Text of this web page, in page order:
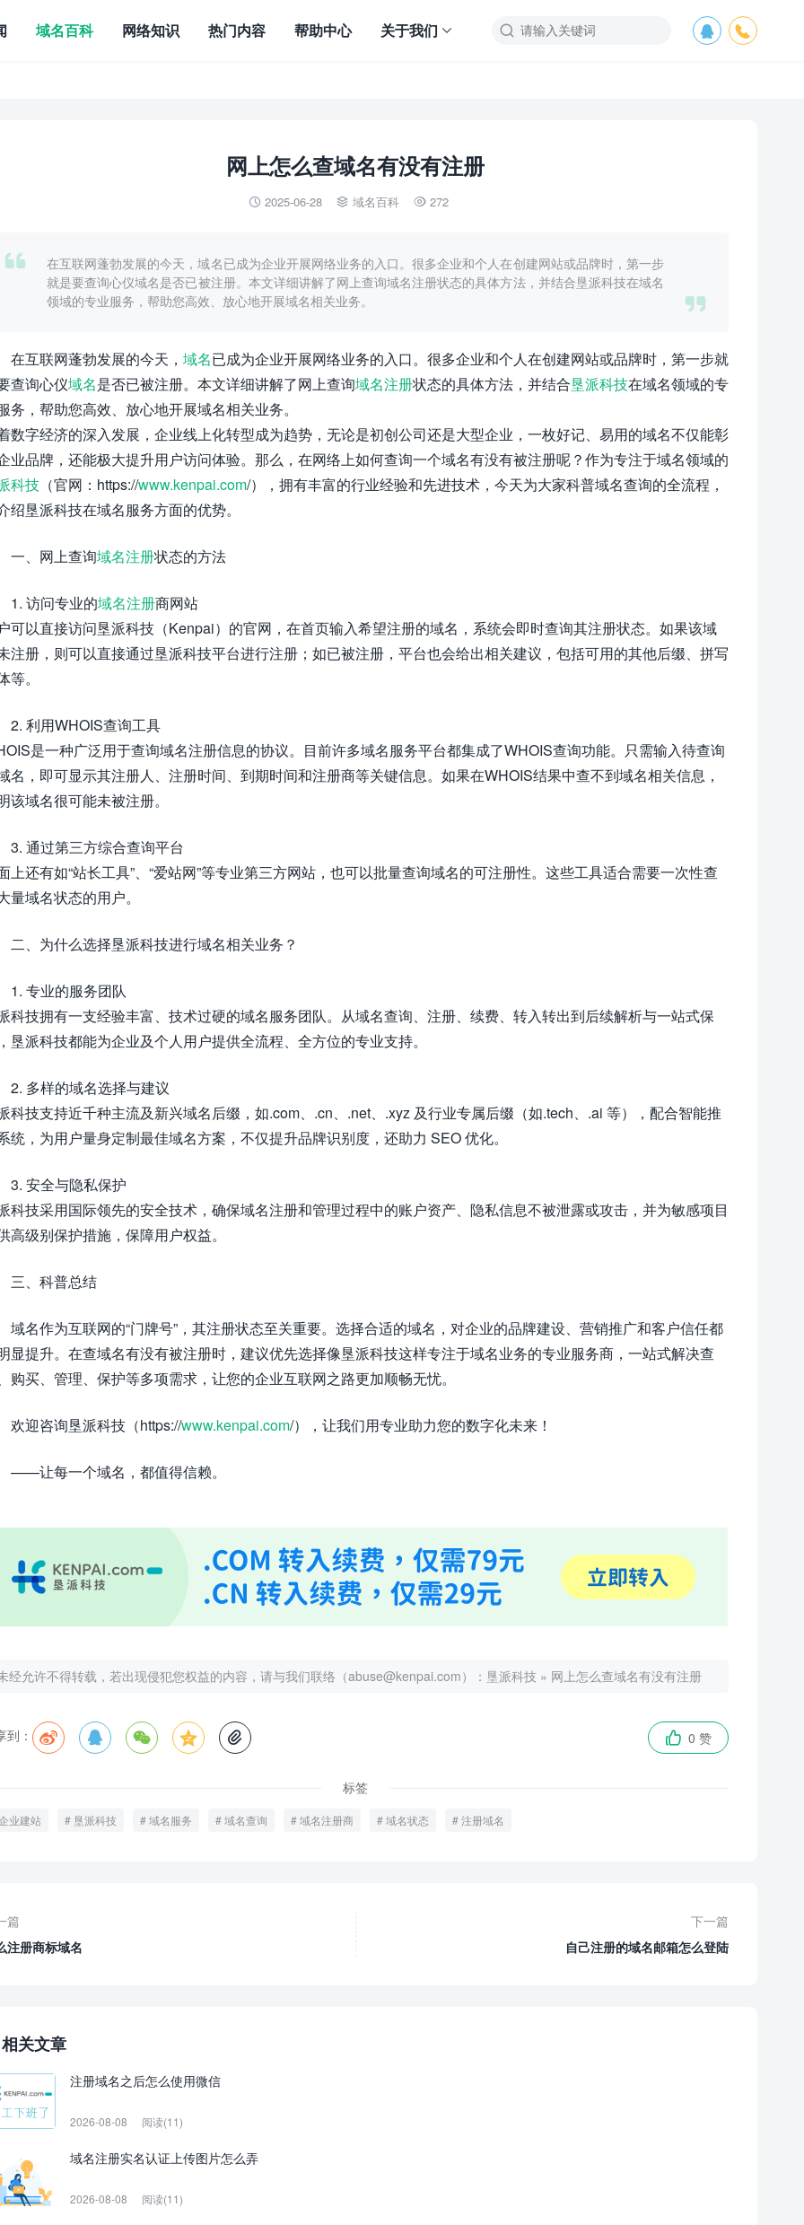
 

域名百科 网络知识 热门内容 帮助中心 关于我们
网上怎么查域名有没有注册
 2025-06-28  域名百科  272


在互联网蓬勃发展的今天，域名已成为企业开展网络业务的入口。很多企业和个人在创建网站或品牌时，第一步
就是要查询心仪域名是否已被注册。本文详细讲解了网上查询域名注册状态的具体方法，并结合垦派科技在域名
领域的专业服务，帮助您高效、放心地开展域名相关业务。
在互联网蓬勃发展的今天， 域名已成为企业开展网络业务的入口。很多企业和个人在创建网站或品牌时，第一步就
查询心仪域名是否已被注册。本文详细讲解了网上查询域名注册状态的具体方法，并结合垦派科技在域名领域的专
务，帮助您高效、放心地开展域名相关业务。
数字经济的深入发展，企业线上化转型成为趋势，无论是初创公司还是大型企业，一枚好记、易用的域名不仅能彰
业品牌，还能极大提升用户访问体验。那么，在网络上如何查询一个域名有没有被注册呢？作为专注于域名领域的
科技 （官网：https://www.kenpai.com/），拥有丰富的行业经验和先进技术，今天为大家科普域名查询的全流程，
绍垦派科技在域名服务方面的优势。
一、网上查询域名注册状态的方法
1. 访问专业的域名注册商网站
可以直接访问垦派科技（Kenpai）的官网，在首页输入希望注册的域名，系统会即时查询其注册状态。如果该域
注册，则可以直接通过垦派科技平台进行注册；如已被注册，平台也会给出相关建议，包括可用的其他后缀、拼写
等。
2. 利用WHOIS查询工具
是一种广泛用于查询域名注册信息的协议。目前许多域名服务平台都集成了WHOIS查询功能。只需输入待查询
名，即可显示其注册人、注册时间、到期时间和注册商等关键信息。如果在WHOIS结果中查不到域名相关信息，
该域名很可能未被注册。
3. 通过第三方综合查询平台
上还有如“站长工具”、“爱站网”等专业第三方网站，也可以批量查询域名的可注册性。这些工具适合需要一次性查
量域名状态的用户。
二、为什么选择垦派科技进行域名相关业务？
1. 专业的服务团队
科技拥有一支经验丰富、技术过硬的域名服务团队。从域名查询、注册、续费、转入转出到后续解析与一站式保
垦派科技都能为企业及个人用户提供全流程、全方位的专业支持。
2. 多样的域名选择与建议
科技支持近千种主流及新兴域名后缀，如.com、.cn、.net、.xyz 及行业专属后缀（如.tech、.ai 等），配合智能推
统，为用户量身定制最佳域名方案，不仅提升品牌识别度，还助力 SEO 优化。
3. 安全与隐私保护
科技采用国际领先的安全技术，确保域名注册和管理过程中的账户资产、隐私信息不被泄露或攻击，并为敏感项目
高级别保护措施，保障用户权益。
三、科普总结
域名作为互联网的“门牌号”，其注册状态至关重要。选择合适的域名，对企业的品牌建设、营销推广和客户信任都
显提升。在查域名有没有被注册时，建议优先选择像垦派科技这样专注于域名业务的专业服务商，一站式解决查
购买、管理、保护等多项需求，让您的企业互联网之路更加顺畅无忧。
欢迎咨询垦派科技（https://www.kenpai.com/），让我们用专业助力您的数字化未来！
——让每一个域名，都值得信赖。
经允许不得转载，若出现侵犯您权益的内容，请与我们联络（abuse@kenpai.com）： 垦派科技 » 网上怎么查域名有没有注册
到：       0 赞
标签
业建站 垦派科技 域名服务 域名查询 域名注册商 域名状态 注册域名
篇
注册商标域名
下一篇
自己注册的域名邮箱怎么登陆
相关文章
注册域名之后怎么使用微信
2026-08-08 阅读(11)
域名注册实名认证上传图片怎么弄
2026-08-08 阅读(11)